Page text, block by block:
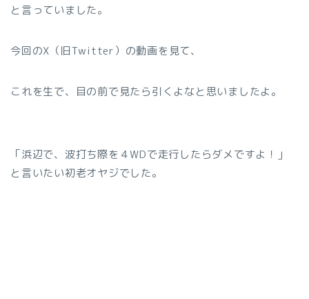
と言っていました。
今回のX（旧Twitter）の動画を見て、
これを生で、目の前で見たら引くよなと思いましたよ。
「浜辺で、波打ち際を４WDで走行したらダメですよ！」
と言いたい初老オヤジでした。